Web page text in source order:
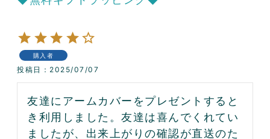
購入者
投稿日 2025/07/07
友達にアームカバーをプレゼントすると
き利用しました。友達は喜んでくれてい
ましたが、出来上がりの確認が直送のた